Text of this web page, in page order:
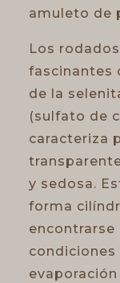
amuleto de
Los
fascinantes
de la
(sulfato de
caracteriza
y sedosa.
forma
encontrarse
condiciones